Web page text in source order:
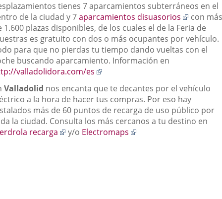
tienes 7 aparcamientos subterráneos en el
de la ciudad y 7aparcamientos disuasorios
Enlace
a
una
con más
1.600 plazas disponibles, de los cuales el de la Feria de
es gratuito con dos o más ocupantes por vehículo.
para que no pierdas tu tiempo dando vueltas con el
buscando aparcamiento. Información en
valladolidora.com/es
una
aplicación
externa.
Valladolid nos encanta que te decantes por el vehículo
a la hora de hacer tus compras. Por eso hay
más de 60 puntos de recarga de uso público por
la ciudad. Consulta los más cercanos a tu destino en
recarga
Enlace
y/o Electromaps